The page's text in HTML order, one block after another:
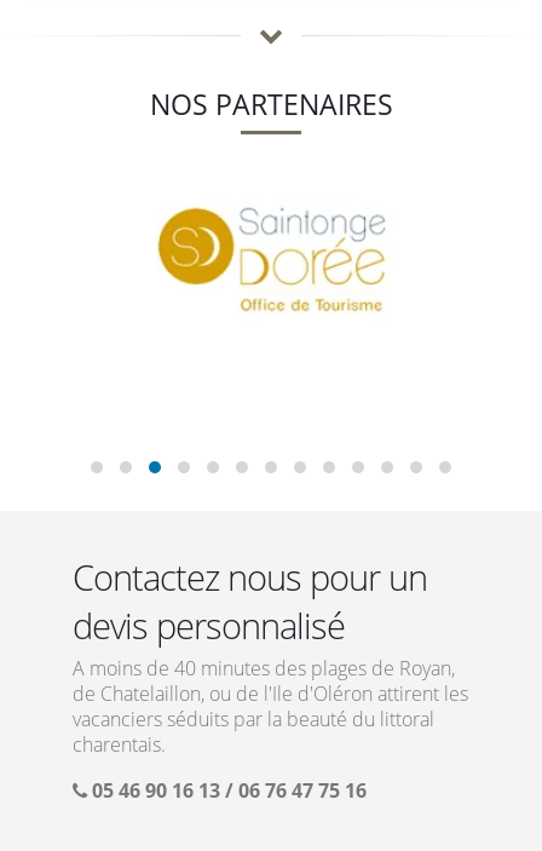
NOS PARTENAIRES
Contactez nous pour un
devis personnalisé
A moins de 40 minutes des plages de Royan,
de Chatelaillon, ou de l'Ile d'Oléron attirent les
vacanciers séduits par la beauté du littoral
charentais.
05 46 90 16 13 / 06 76 47 75 16